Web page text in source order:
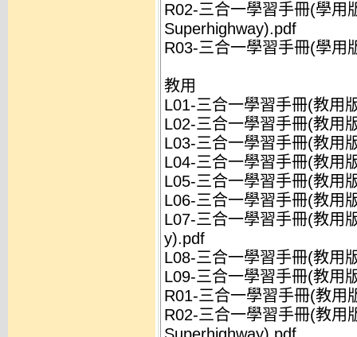
R02-三合一學習手冊(學用
Superhighway).pdf
R03-三合一學習手冊(學用
教用
L01-三合一學習手冊(教用
L02-三合一學習手冊(教用
L03-三合一學習手冊(教用
L04-三合一學習手冊(教用
L05-三合一學習手冊(教用
L06-三合一學習手冊(教用
L07-三合一學習手冊(教用
y).pdf
L08-三合一學習手冊(教用
L09-三合一學習手冊(教用
R01-三合一學習手冊(教用
R02-三合一學習手冊(教用